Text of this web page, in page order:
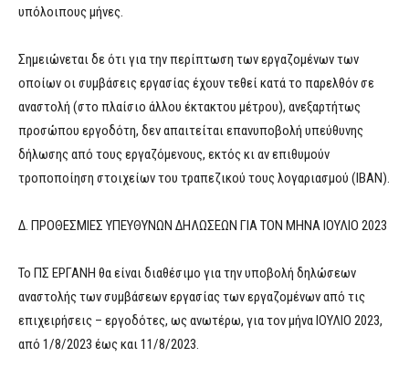
υπόλοιπους μήνες.
Σημειώνεται δε ότι για την περίπτωση των εργαζομένων των
οποίων οι συμβάσεις εργασίας έχουν τεθεί κατά το παρελθόν σε
αναστολή (στο πλαίσιο άλλου έκτακτου μέτρου), ανεξαρτήτως
προσώπου εργοδότη, δεν απαιτείται επανυποβολή υπεύθυνης
δήλωσης από τους εργαζόμενους, εκτός κι αν επιθυμούν
τροποποίηση στοιχείων του τραπεζικού τους λογαριασμού (ΙΒΑΝ).
Δ. ΠΡΟΘΕΣΜΙΕΣ ΥΠΕΥΘΥΝΩΝ ΔΗΛΩΣΕΩΝ ΓΙΑ ΤΟΝ ΜΗΝΑ ΙΟΥΛΙΟ 2023
Το ΠΣ ΕΡΓΑΝΗ θα είναι διαθέσιμο για την υποβολή δηλώσεων
αναστολής των συμβάσεων εργασίας των εργαζομένων από τις
επιχειρήσεις – εργοδότες, ως ανωτέρω, για τον μήνα ΙΟΥΛΙΟ 2023,
από 1/8/2023 έως και 11/8/2023.